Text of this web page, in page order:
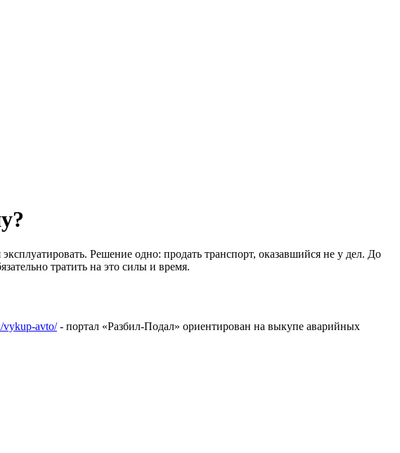
Решение одно: продать транспорт, оказавшийся не у дел. До
тратить на это силы и время.
vykup-avto/- портал «Разбил-Подал» ориентирован на выкупе аварийных